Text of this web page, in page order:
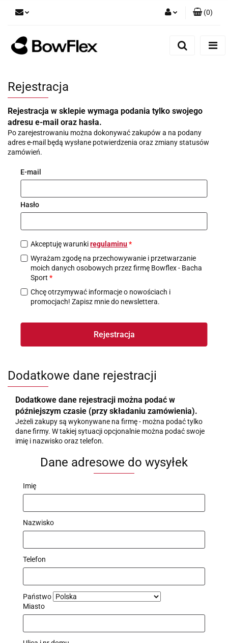
(0)
Rejestracja
Rejestracja w sklepie wymaga podania tylko swojego
adresu e-mail oraz hasła.
Po zarejestrowaniu można dokonywać zakupów a na podany
adres e-mail będą wysłane potwierdzenia oraz zmiany statusów
zamówień.
E-mail
Hasło
Akceptuję warunkiregulaminu *
Wyrażam zgodę na przechowywanie i przetwarzanie
moich danych osobowych przez firmę Bowflex - Bacha
Sport*
Chcę otrzymywać informacje o nowościach i
promocjach! Zapisz mnie do newslettera.
Rejestracja
Dodatkowe dane rejestracji
Dodatkowe dane rejestracji można podać w
późniejszym czasie (przy składaniu zamówienia).
Jeżeli zakupy są wykonywane na firmę - można podać tylko
dane firmy. W takiej sytuacji opcjonalnie można podać swoje
imię i nazwisko oraz telefon.
Dane adresowe do wysyłek
Imię
Nazwisko
Telefon
Państwo
Miasto